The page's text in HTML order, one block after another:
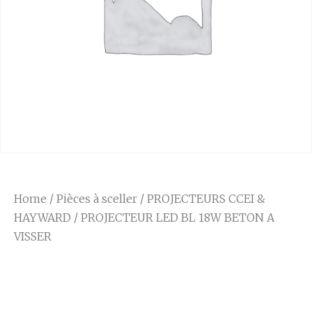
Home / Pièces à sceller / PROJECTEURS CCEI &
HAYWARD / PROJECTEUR LED BL 18W BETON A
VISSER